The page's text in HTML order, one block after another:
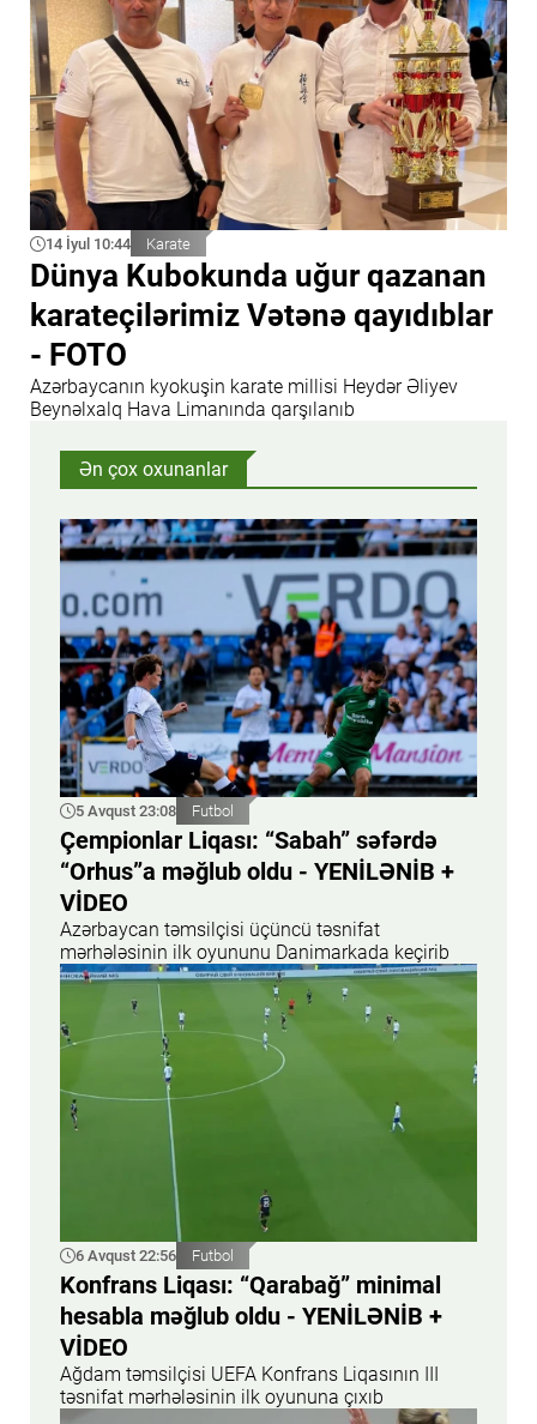
14 İyul 10:44 Karate
Dünya Kubokunda uğur qazanan
karateçilərimiz Vətənə qayıdıblar
- FOTO
Azərbaycanın kyokuşin karate millisi Heydər Əliyev
Beynəlxalq Hava Limanında qarşılanıb
Ən çox oxunanlar
5 Avqust 23:08 Futbol
Çempionlar Liqası: “Sabah” səfərdə
“Orhus”a məğlub oldu - YENİLƏNİB +
VİDEO
Azərbaycan təmsilçisi üçüncü təsnifat
mərhələsinin ilk oyununu Danimarkada keçirib
6 Avqust 22:56 Futbol
Konfrans Liqası: “Qarabağ” minimal
hesabla məğlub oldu - YENİLƏNİB +
VİDEO
Ağdam təmsilçisi UEFA Konfrans Liqasının III
təsnifat mərhələsinin ilk oyununa çıxıb